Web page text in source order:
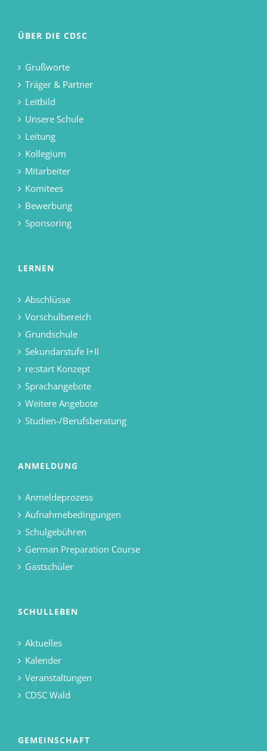
ÜBER DIE CDSC
Grußworte
Träger & Partner
Leitbild
Unsere Schule
Leitung
Kollegium
Mitarbeiter
Komitees
Bewerbung
Sponsoring
LERNEN
Abschlüsse
Vorschulbereich
Grundschule
Sekundarstufe I+II
re:start Konzept
Sprachangebote
Weitere Angebote
Studien-/Berufsberatung
ANMELDUNG
Anmeldeprozess
Aufnahmebedingungen
Schulgebühren
German Preparation Course
Gastschüler
SCHULLEBEN
Aktuelles
Kalender
Veranstaltungen
CDSC Wald
GEMEINSCHAFT